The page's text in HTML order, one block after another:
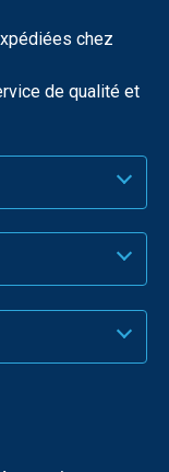
chez
de qualité et